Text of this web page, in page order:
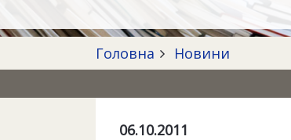
Головна Новини
06.10.2011